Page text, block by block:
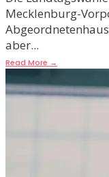
Mecklenburg-
aber...
Read More →